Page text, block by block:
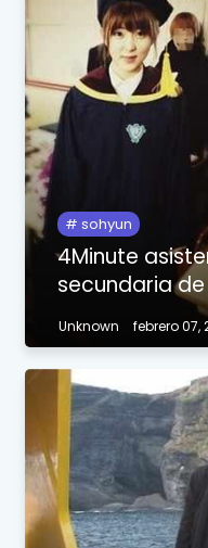
sohyun
4Minute
secundaria de
Unknown febrero 07,